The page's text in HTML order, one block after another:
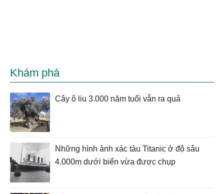
Khám phá
Cây ô liu 3.000 năm tuổi vẫn ra quả
Những hình ảnh xác tàu Titanic ở độ sâu
4.000m dưới biển vừa được chụp